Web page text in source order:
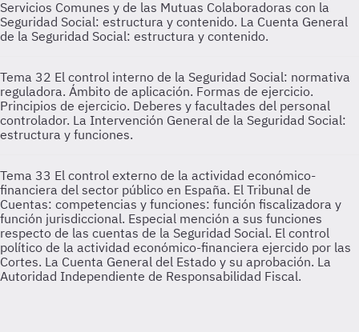
Servicios Comunes y de las Mutuas Colaboradoras con la
Seguridad Social: estructura y contenido. La Cuenta General
de la Seguridad Social: estructura y contenido.
Tema 32 El control interno de la Seguridad Social: normativa
reguladora. Ámbito de aplicación. Formas de ejercicio.
Principios de ejercicio. Deberes y facultades del personal
controlador. La Intervención General de la Seguridad Social:
estructura y funciones.
Tema 33 El control externo de la actividad económico-
financiera del sector público en España. El Tribunal de
Cuentas: competencias y funciones: función fiscalizadora y
función jurisdiccional. Especial mención a sus funciones
respecto de las cuentas de la Seguridad Social. El control
político de la actividad económico-financiera ejercido por las
Cortes. La Cuenta General del Estado y su aprobación. La
Autoridad Independiente de Responsabilidad Fiscal.